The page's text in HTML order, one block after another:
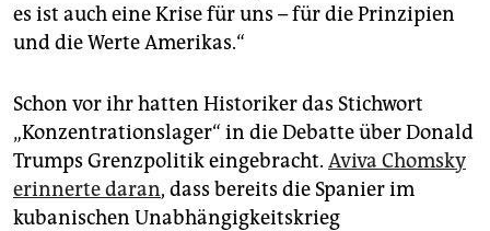
es ist auch eine Krise für uns – für die Prinzipien
und die Werte Amerikas.“
Schon vor ihr hatten Historiker das Stichwort
„Konzentrationslager“ in die Debatte über Donald
Trumps Grenzpolitik eingebracht. Aviva Chomsky
erinnerte daran, dass bereits die Spanier im
kubanischen Unabhängigkeitskrieg